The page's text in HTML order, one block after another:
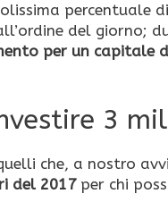
percentuale
del giorno;
per un capitale
3
che, a nostro
del 2017per chi